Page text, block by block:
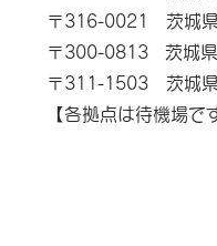
〒316-0021 茨城
〒300-0813 茨城
〒311-1503 茨城
【各拠点は待機場で